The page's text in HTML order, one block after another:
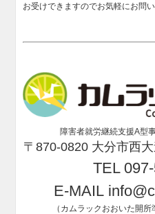
お受けできますのでお気軽にお問
障害者就労継続支援A型
〒870-0820 大分市西
TEL
E-MAIL
（カムラックおおいた開